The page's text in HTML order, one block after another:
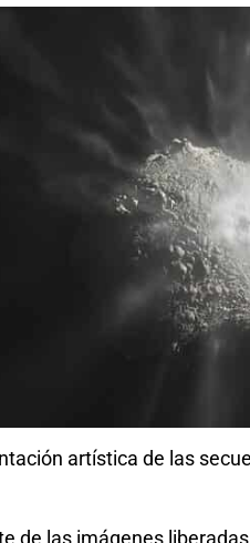
artística de las
de las imágenes